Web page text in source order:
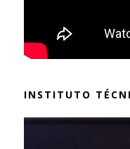
INSTITUTO